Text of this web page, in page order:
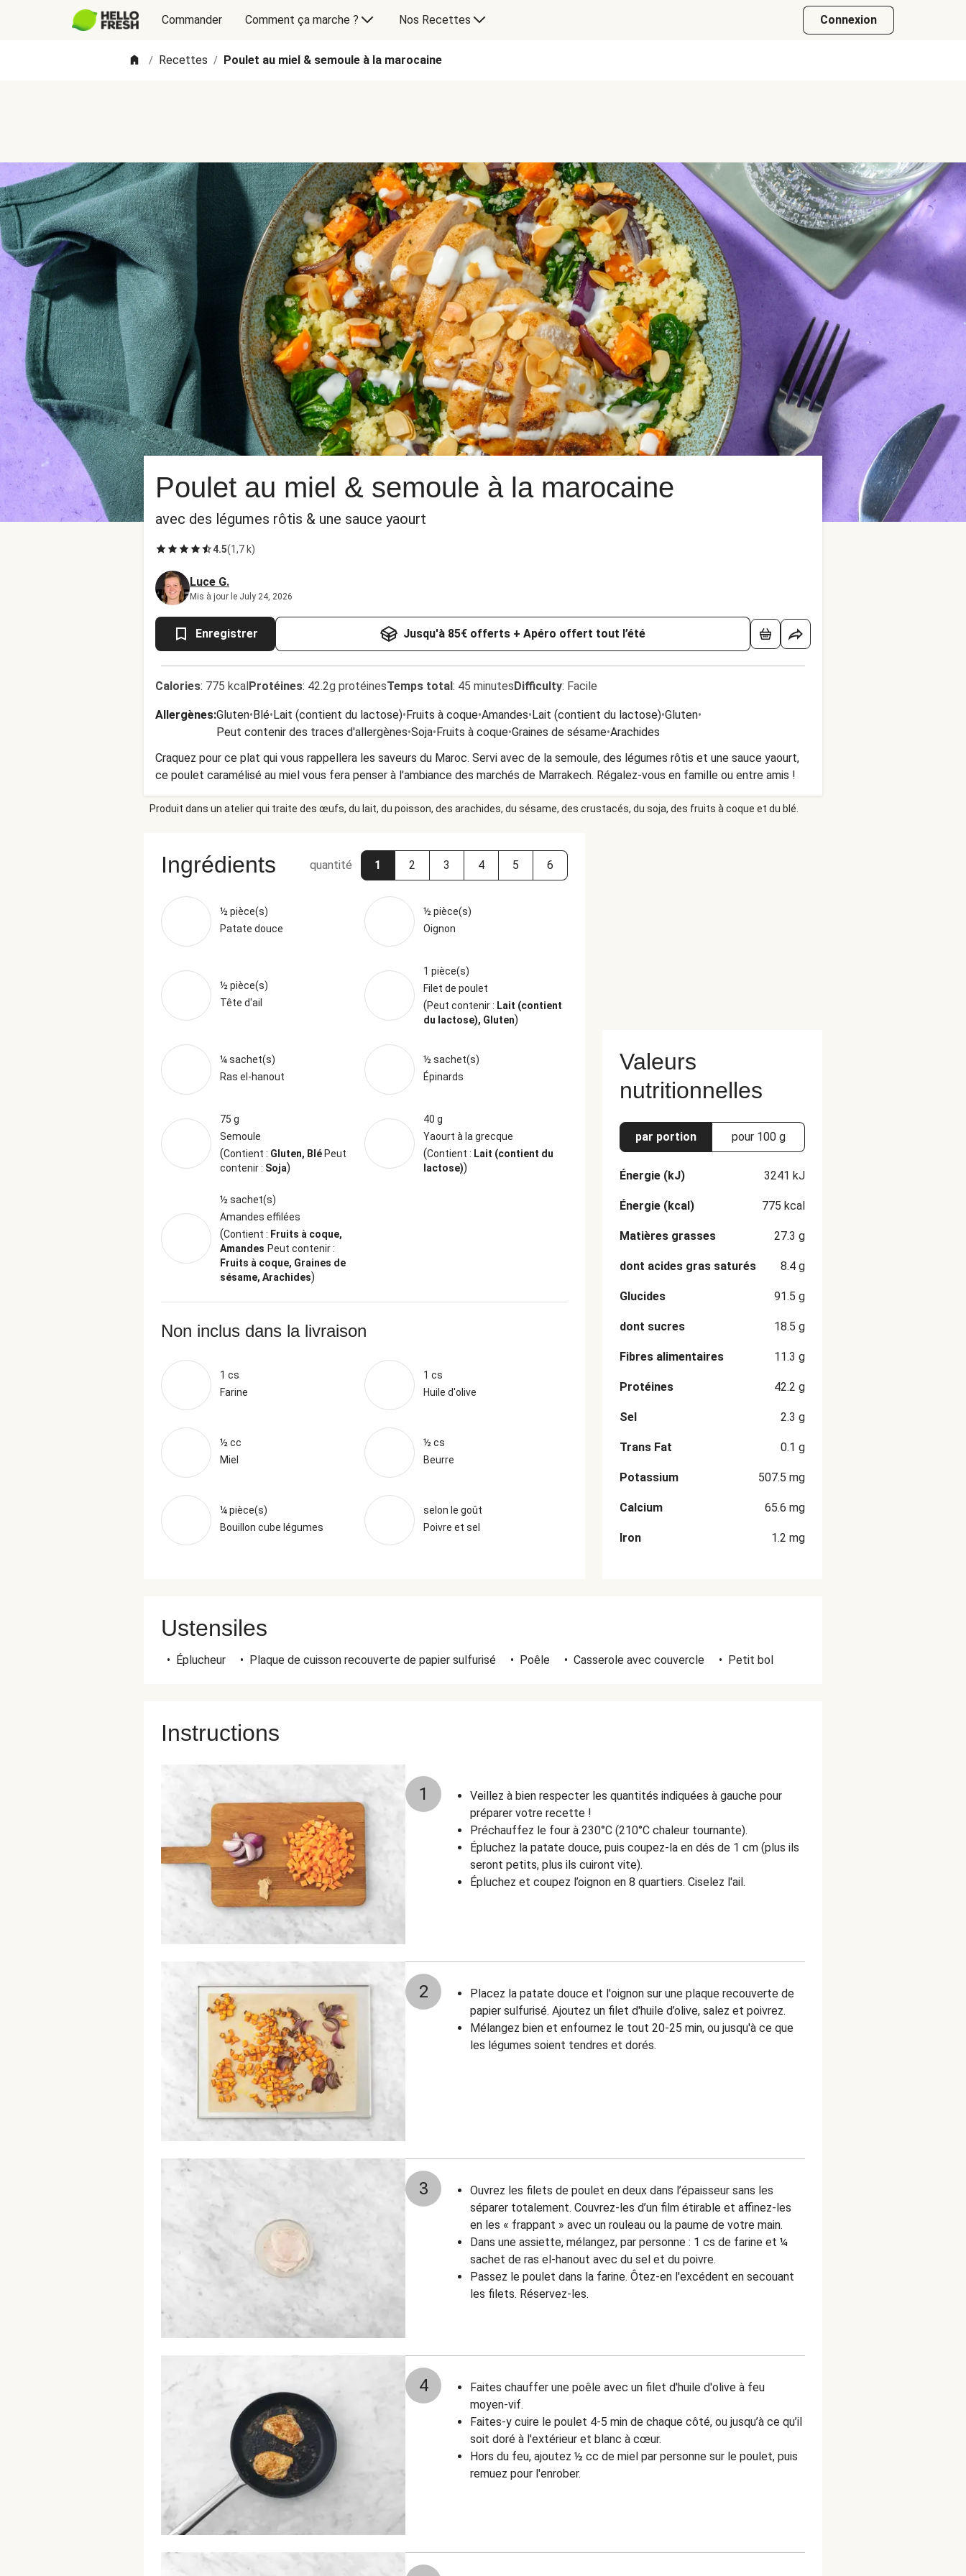
Commander Comment ça marche ? Nos Recettes Connexion
/ Recettes / Poulet au miel & semoule à la marocaine
Poulet au miel & semoule à la marocaine
avec des légumes rôtis & une sauce yaourt
4.5(1,7 k)
Luce G.
Mis à jour le July 24, 2026
Enregistrer Jusqu'à 85€ offerts + Apéro offert tout l’été
Calories: 775 kcalProtéines: 42.2g protéinesTemps total: 45 minutesDifficulty: Facile
Allergènes:Gluten•Blé•Lait (contient du lactose)•Fruits à coque•Amandes•Lait (contient du lactose)•Gluten•
Peut contenir des traces d'allergènes•Soja•Fruits à coque•Graines de sésame•Arachides
Craquez pour ce plat qui vous rappellera les saveurs du Maroc. Servi avec de la semoule, des légumes rôtis et une sauce yaourt,
ce poulet caramélisé au miel vous fera penser à l'ambiance des marchés de Marrakech. Régalez-vous en famille ou entre amis !
Produit dans un atelier qui traite des œufs, du lait, du poisson, des arachides, du sésame, des crustacés, du soja, des fruits à coque et du blé.
Ingrédients quantité 1 2 3 4 5 6
½ pièce(s)
Patate douce
½ pièce(s)
Oignon
½ pièce(s)
Tête d'ail
1 pièce(s)
Filet de poulet
(Peut contenir : Lait (contient
du lactose), Gluten)
¼ sachet(s)
Ras el-hanout
½ sachet(s)
Épinards
75 g
Semoule
(Contient : Gluten, Blé Peut
contenir : Soja)
40 g
Yaourt à la grecque
(Contient : Lait (contient du
lactose))
½ sachet(s)
Amandes effilées
(Contient : Fruits à coque,
Amandes Peut contenir :
Fruits à coque, Graines de
sésame, Arachides)
Non inclus dans la livraison
1 cs
Farine
1 cs
Huile d'olive
½ cc
Miel
½ cs
Beurre
¼ pièce(s)
Bouillon cube légumes
selon le goût
Poivre et sel
Valeurs
nutritionnelles
par portion pour 100 g
Énergie (kJ) 3241 kJ
Énergie (kcal) 775 kcal
Matières grasses 27.3 g
dont acides gras saturés 8.4 g
Glucides 91.5 g
dont sucres 18.5 g
Fibres alimentaires 11.3 g
Protéines 42.2 g
Sel 2.3 g
Trans Fat 0.1 g
Potassium 507.5 mg
Calcium 65.6 mg
Iron 1.2 mg
Ustensiles
• Éplucheur • Plaque de cuisson recouverte de papier sulfurisé • Poêle • Casserole avec couvercle • Petit bol
Instructions
1
Veillez à bien respecter les quantités indiquées à gauche pour
préparer votre recette !
Préchauffez le four à 230°C (210°C chaleur tournante).
Épluchez la patate douce, puis coupez-la en dés de 1 cm (plus ils
seront petits, plus ils cuiront vite).
Épluchez et coupez l’oignon en 8 quartiers. Ciselez l'ail.
2
Placez la patate douce et l'oignon sur une plaque recouverte de
papier sulfurisé. Ajoutez un filet d'huile d’olive, salez et poivrez.
Mélangez bien et enfournez le tout 20-25 min, ou jusqu'à ce que
les légumes soient tendres et dorés.
3
Ouvrez les filets de poulet en deux dans l’épaisseur sans les
séparer totalement. Couvrez-les d’un film étirable et affinez-les
en les « frappant » avec un rouleau ou la paume de votre main.
Dans une assiette, mélangez, par personne : 1 cs de farine et ¼
sachet de ras el-hanout avec du sel et du poivre.
Passez le poulet dans la farine. Ôtez-en l'excédent en secouant
les filets. Réservez-les.
4
Faites chauffer une poêle avec un filet d'huile d'olive à feu
moyen-vif.
Faites-y cuire le poulet 4-5 min de chaque côté, ou jusqu’à ce qu’il
soit doré à l'extérieur et blanc à cœur.
Hors du feu, ajoutez ½ cc de miel par personne sur le poulet, puis
remuez pour l'enrober.